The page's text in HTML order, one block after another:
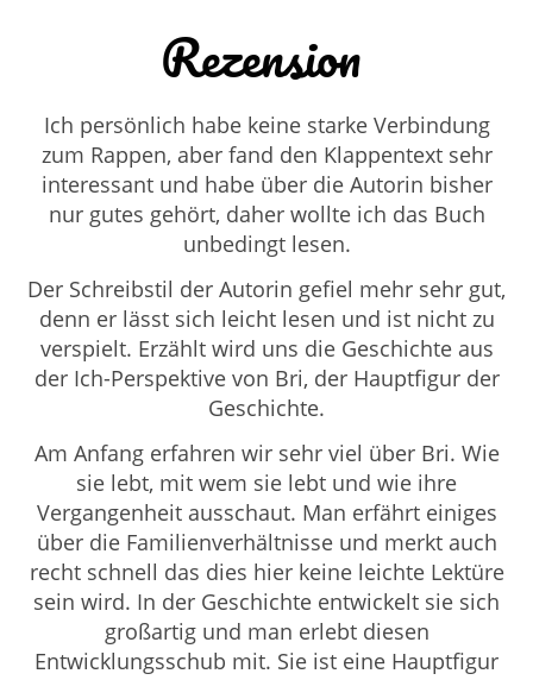
Rezension
Ich persönlich habe keine starke Verbindung
zum Rappen, aber fand den Klappentext sehr
interessant und habe über die Autorin bisher
nur gutes gehört, daher wollte ich das Buch
unbedingt lesen.
Der Schreibstil der Autorin gefiel mehr sehr gut,
denn er lässt sich leicht lesen und ist nicht zu
verspielt. Erzählt wird uns die Geschichte aus
der Ich-Perspektive von Bri, der Hauptfigur der
Geschichte.
Am Anfang erfahren wir sehr viel über Bri. Wie
sie lebt, mit wem sie lebt und wie ihre
Vergangenheit ausschaut. Man erfährt einiges
über die Familienverhältnisse und merkt auch
recht schnell das dies hier keine leichte Lektüre
sein wird. In der Geschichte entwickelt sie sich
großartig und man erlebt diesen
Entwicklungsschub mit. Sie ist eine Hauptfigur